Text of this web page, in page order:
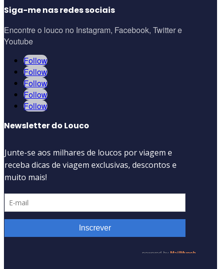
Siga-me nas redes sociais
Encontre o louco no Instagram, Facebook, Twitter e
Youtube
Follow
Follow
Follow
Follow
Follow
Newsletter do Louco